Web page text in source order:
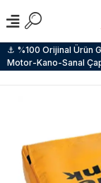
⚓ %100 Orijinal
Motor-Kano-Sanal